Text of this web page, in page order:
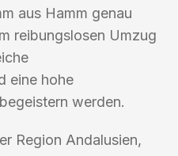
aus Hamm genau
reibungslosen Umzug
eine hohe
werden.
Region Andalusien,